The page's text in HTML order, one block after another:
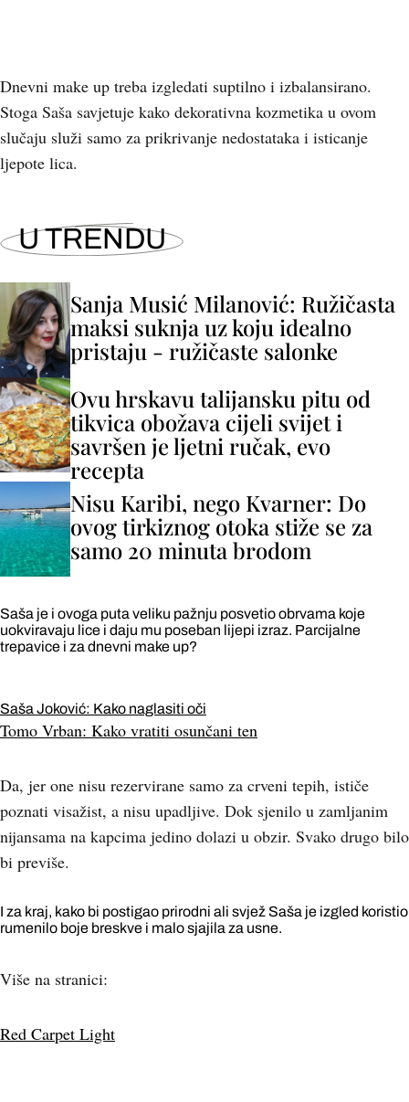
Dnevni make up treba izgledati suptilno i izbalansirano.
Stoga Saša savjetuje kako dekorativna kozmetika u ovom
slučaju služi samo za prikrivanje nedostataka i isticanje
ljepote lica.
U TRENDU
Sanja Musić Milanović: Ružičasta
maksi suknja uz koju idealno
pristaju - ružičaste salonke
Ovu hrskavu talijansku pitu od
tikvica obožava cijeli svijet i
savršen je ljetni ručak, evo
recepta
Nisu Karibi, nego Kvarner: Do
ovog tirkiznog otoka stiže se za
samo 20 minuta brodom
Saša je i ovoga puta veliku pažnju posvetio obrvama koje
uokviravaju lice i daju mu poseban lijepi izraz. Parcijalne
trepavice i za dnevni make up?
Saša Joković: Kako naglasiti oči
Tomo Vrban: Kako vratiti osunčani ten
Da, jer one nisu rezervirane samo za crveni tepih, ističe
poznati visažist, a nisu upadljive. Dok sjenilo u zamljanim
nijansama na kapcima jedino dolazi u obzir. Svako drugo bilo
bi previše.
I za kraj, kako bi postigao prirodni ali svjež Saša je izgled koristio
rumenilo boje breskve i malo sjajila za usne.
Više na stranici:
Red Carpet Light